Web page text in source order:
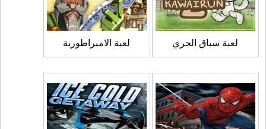
لعبة سباق الجري لعبة الامبراطورية